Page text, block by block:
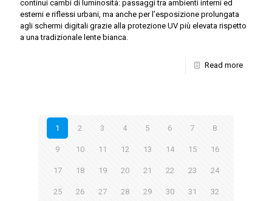
continui cambi di luminosità: passaggi tra ambienti interni ed
esterni e riflessi urbani, ma anche per l’esposizione prolungata
agli schermi digitali grazie alla protezione UV più elevata rispetto
a una tradizionale lente bianca.
Read more
1 2 3 4 5 6 7 8
9 10 11 12 13 14 15 16
17 18 19 20 21 22 23 24
25 26 27 28 29 30 31 32